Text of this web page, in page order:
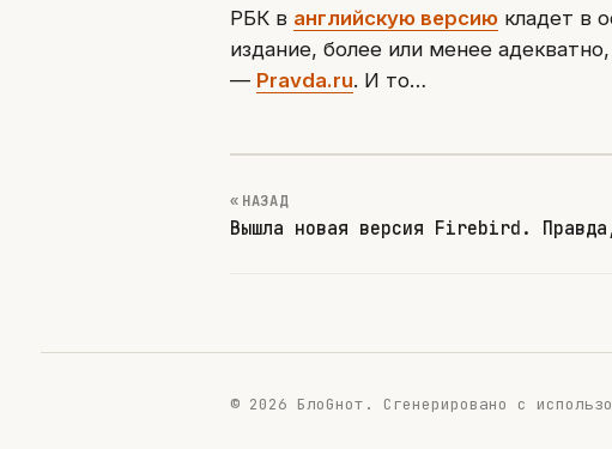
РБК в английскую версиюкладет в
издание, более или менее
— Pravda.ru. И то…
« НАЗАД
Вышла новая версия Firebird.
© 2026 БлоGнот. Сгенерировано с